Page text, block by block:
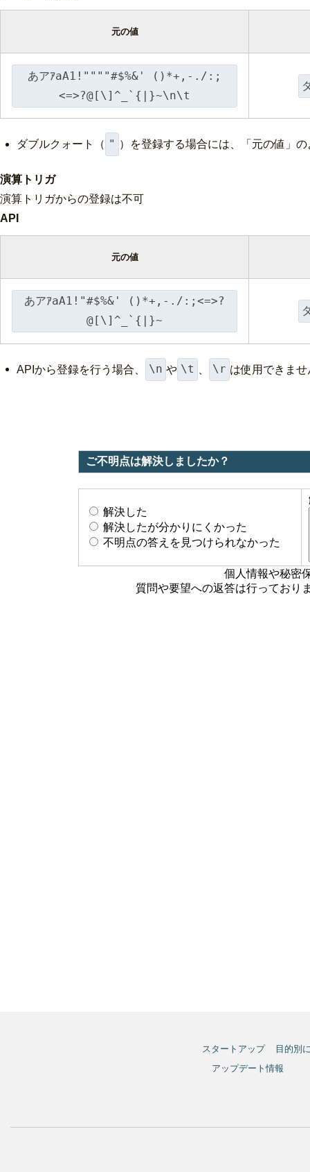
元の値
あアｱaA1!""""#$%&' ()*+,-./:;
<=>?@[\]^_`{|}~\n\t
ダブルクォート（ " ）を登録する場合には、「元の値」
演算トリガ
演算トリガからの登録は不可
API
元の値
あアｱaA1!"#$%&' ()*+,-./:;<=>?
@[\]^_`{|}~
APIから登録を行う場合、 \n や \t \r は使用できませ
スタートアップ
目的別
アップデート情報